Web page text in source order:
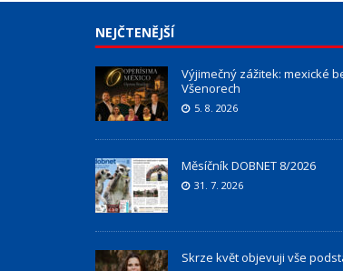
NEJČTENĚJŠÍ
Výjimečný zážitek: mexické
Všenorech
5. 8. 2026
Měsíčník DOBNET 8/2026
31. 7. 2026
Skrze květ objevuji vše